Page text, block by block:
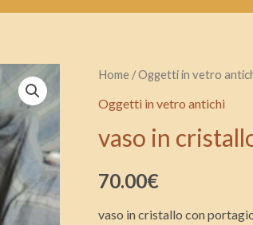
Home /Oggetti in vetro
Oggetti in vetro antichi
vaso in
70.00€
vaso in cristallo con
vaso
in
con
quantità